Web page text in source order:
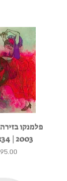
פלמנקו
2003 | 43x34 ס״מ
מחיר